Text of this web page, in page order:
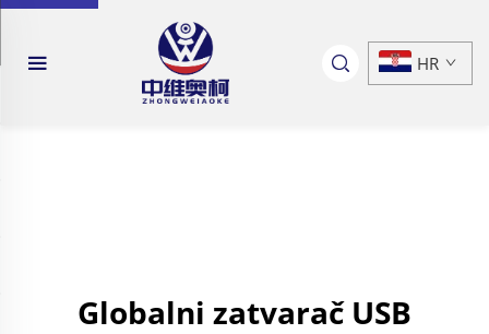
HR
Globalni zatvarač USB